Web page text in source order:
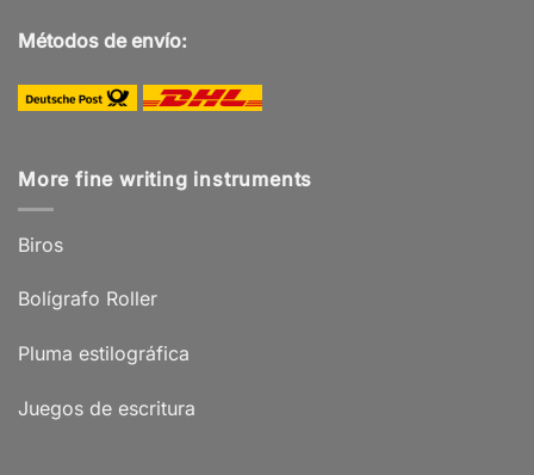
Métodos de envío:
More fine writing instruments
Biros
Bolígrafo Roller
Pluma estilográfica
Juegos de escritura